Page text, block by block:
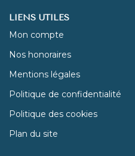
LIENS UTILES
Mon compte
Nos honoraires
Mentions légales
Politique de confidentialité
Politique des cookies
Plan du site